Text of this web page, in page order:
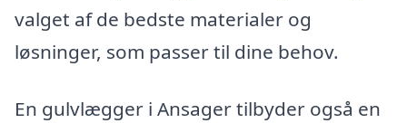
valget af de bedste materialer og
løsninger, som passer til dine behov.
En gulvlægger i Ansager tilbyder også en